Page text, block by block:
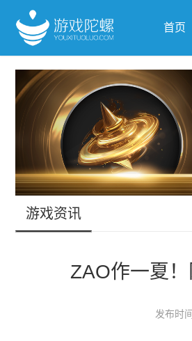
首页
抢滩
跨界
游戏资讯
ZAO作一夏
发布时